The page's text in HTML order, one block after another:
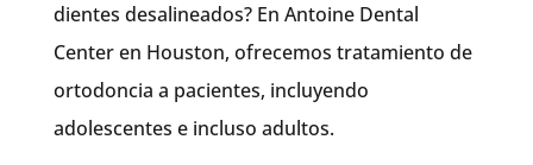
dientes desalineados? En Antoine Dental
Center en Houston, ofrecemos tratamiento de
ortodoncia a pacientes, incluyendo
adolescentes e incluso adultos.